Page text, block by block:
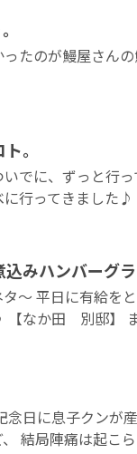
たのが鰻屋さん
。
でに、ずっと行
行ってきました
みハンバーグ
～ 平日に有給を
なか田 別邸】
念日に息子クンが
結局陣痛は起こ